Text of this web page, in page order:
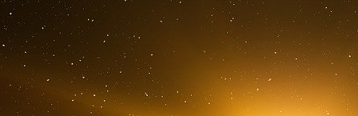
Il ne s’agit pas seulement de montrer, il
(au sens moral). Thierry Jobard écrit que
rôle : esthétique visuelle, mais aussi
des bons sentiments : sur les réseaux
bons sentiments pour les exposer, et
sentiments s’il ne les expose pas au grand jour